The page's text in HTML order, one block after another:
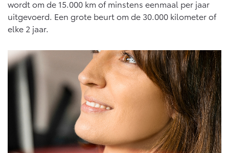
wordt om de 15.000 km of minstens eenmaal per jaar
uitgevoerd. Een grote beurt om de 30.000 kilometer of
elke 2 jaar.